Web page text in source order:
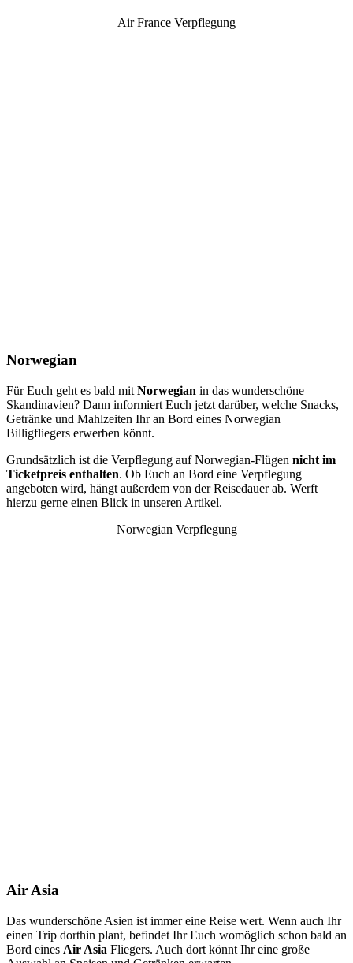
Air France Verpflegung
Norwegian
Für Euch geht es bald mit Norwegian in das wunderschöne
Skandinavien? Dann informiert Euch jetzt darüber, welche Snacks,
Getränke und Mahlzeiten Ihr an Bord eines Norwegian
Billigfliegers erwerben könnt.
Grundsätzlich ist die Verpflegung auf Norwegian-Flügen nicht im
Ticketpreis enthalten. Ob Euch an Bord eine Verpflegung
angeboten wird, hängt außerdem von der Reisedauer ab. Werft
hierzu gerne einen Blick in unseren Artikel.
Norwegian Verpflegung
Air Asia
Das wunderschöne Asien ist immer eine Reise wert. Wenn auch Ihr
einen Trip dorthin plant, befindet Ihr Euch womöglich schon bald an
Bord eines Air Asia Fliegers. Auch dort könnt Ihr eine große